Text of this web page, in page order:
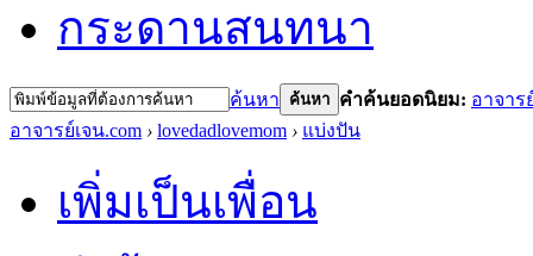
กระดานสนทนา
ค้นหา ค้นหา คำค้นยอดนิยม: อาจาร
อาจารย์เจน.com › lovedadlovemom › แบ่งปัน
เพิ่มเป็นเพื่อน